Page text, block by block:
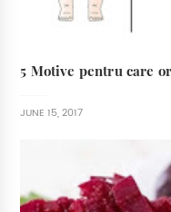
5 Motive pentru care
JUNE 15, 2017